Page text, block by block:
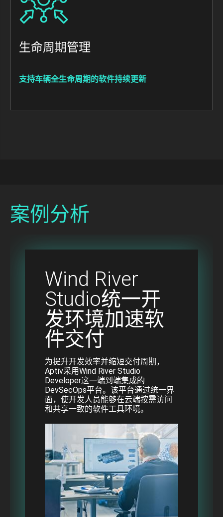
生命周期管理
支持车辆全生命周期的软件持续更新
案例分析
Wind River
Studio统一开
发环境加速软
件交付
为提升开发效率并缩短交付周期，
Aptiv采用Wind River Studio
Developer这一端到端集成的
DevSecOps平台。该平台通过统一界
面，使开发人员能够在云端按需访问
和共享一致的软件工具环境。